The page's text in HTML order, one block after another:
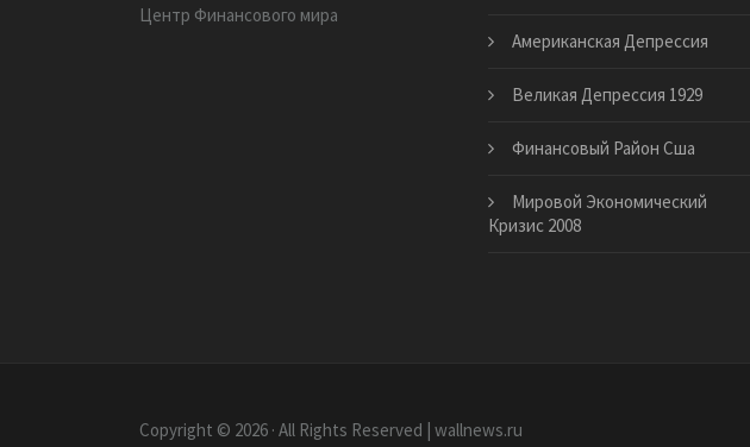
Центр Финансового мира
Американская Депрессия
Великая Депрессия 1929
Финансовый Район Сша
Мировой Экономический
Кризис 2008
Copyright © 2026 · All Rights Reserved | wallnews.ru